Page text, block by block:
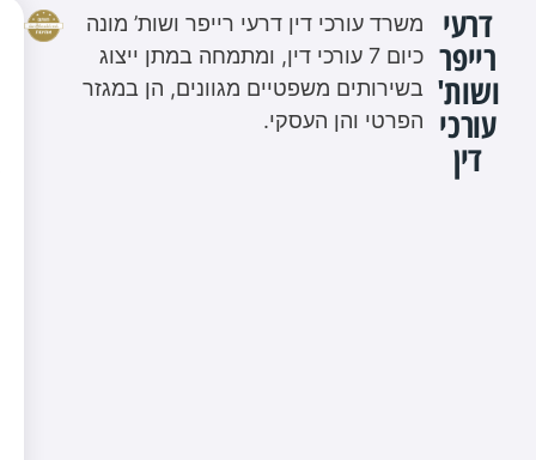
דרעי
רייפר
ושות'
עורכי
דין
משרד עורכי דין דרעי רייפר ושות’ מונה
כיום 7 עורכי דין, ומתמחה במתן ייצוג
בשירותים משפטיים מגוונים, הן במגזר
הפרטי והן העסקי.